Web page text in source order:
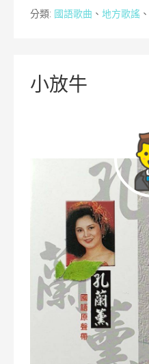
分類: 國語歌曲 、 地方歌謠 、
小放牛